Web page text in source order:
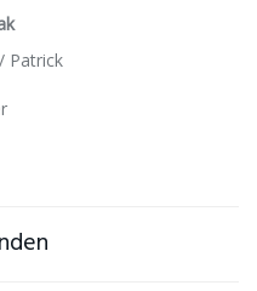
Patrick